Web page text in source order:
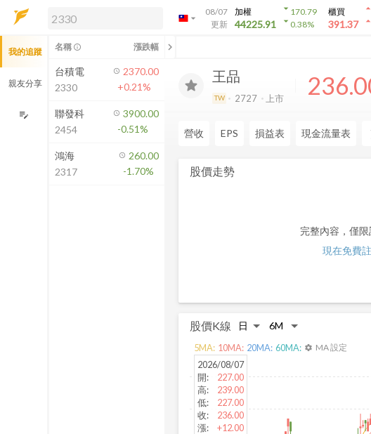
arrow_drop_down
08/07
更新
加權
44225.91
arrow_drop_down170.79
arrow_drop_down0.38%
櫃買
391.37
解鎖即時行情及進階功能
方案」，即可解鎖以下功能：
即時行情
即時市況與排行
成交金額熱力圖
前往方案訂閱
如何綁定合作券商
王品
TW 2727 上市
營收 EPS 損益表 現金流量表
股價走勢
完整內容，僅
現在免費
股價K線
2026/08/07
開:
227.00
高:
239.00
低:
227.00
收:
236.00
漲:
+12.00
5MA: 10MA: 20MA: 60MA: settings MA 設定
我的追蹤
親友分享
edit_note
名稱 info_outline 漲跌幅 chevron_left
台積電
2330
2370.00
+0.21%
聯發科
2454
3900.00
-0.51%
鴻海
2317
260.00
-1.70%